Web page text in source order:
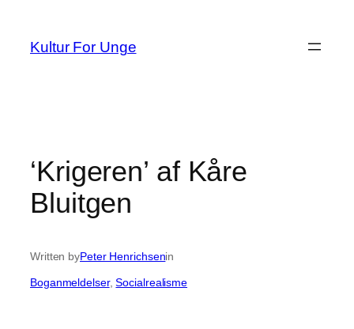
indhold
Kultur For Unge
‘Krigeren’ af Kåre
Bluitgen
Written byPeter Henrichsenin
Boganmeldelser, Socialrealisme